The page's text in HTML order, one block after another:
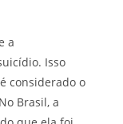
a
Isso
considerado o
Brasil, a